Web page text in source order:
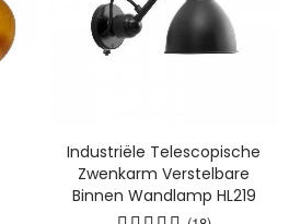
Industriële Telescopische
Zwenkarm Verstelbare
Binnen Wandlamp HL219